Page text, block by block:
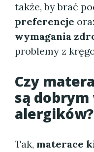
także, by brać
preferencje
wymagania
problemy z
Czy
są
alergików?
Tak, materace